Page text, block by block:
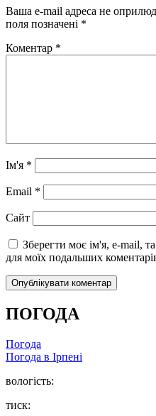
Ваша e-mail адреса не
поля позначені *
Коментар *
Ім'я *
Email *
Сайт
Зберегти моє ім'я, e-mail,
для моїх подальших
ПОГОДА
Погода
Погода в Ірпені
вологість:
тиск: